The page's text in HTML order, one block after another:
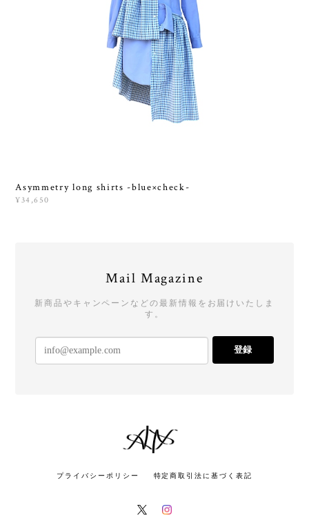
Asymmetry long shirts -blue×check-
¥34,650
Mail Magazine
新商品やキャンペーンなどの最新情報をお届けいたしま
す。
登録
プライバシーポリシー 特定商取引法に基づく表記